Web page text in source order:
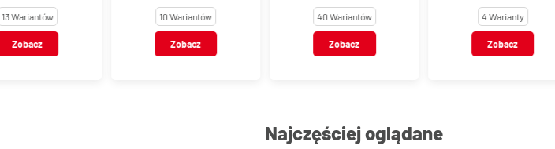
Wariantów
Zobacz
10 Wariantów
Zobacz
DPC, stal
nierdzewna
40 Wariantów
Zobacz
4 Warianty
Zobacz
Najczęściej oglądane